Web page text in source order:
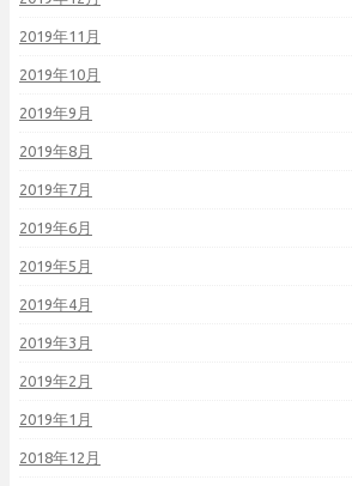
2019年11月
2019年10月
2019年9月
2019年8月
2019年7月
2019年6月
2019年5月
2019年4月
2019年3月
2019年2月
2019年1月
2018年12月